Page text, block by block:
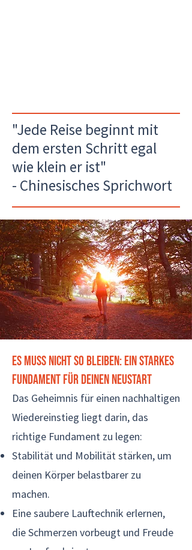
"Jede Reise beginnt mit
dem ersten Schritt egal
wie klein er ist"
- Chinesisches Sprichwort
Es muss nicht so bleiben: Ein starkes
Fundament für deinen Neustart
Das Geheimnis für einen nachhaltigen
Wiedereinstieg liegt darin, das
richtige Fundament zu legen:
Stabilität und Mobilität stärken, um
deinen Körper belastbarer zu
machen.
Eine saubere Lauftechnik erlernen,
die Schmerzen vorbeugt und Freude